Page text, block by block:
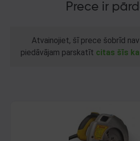
Prece ir
Atvainojiet, šī prece šobrīd
piedāvājam parskatīt citas šīs